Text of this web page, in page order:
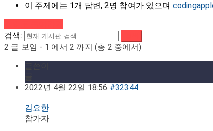
이 주제에는 1개 답변, 2명 참여가 있으며
검색:
2 글 보임 - 1 에서 2 까지 (총 2 중에서)
2022년 4월 22일 18:56 #32344
김요한
참가자